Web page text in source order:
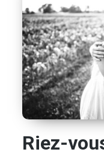
News
Brain
Mental Health,
Wellness
Riez-